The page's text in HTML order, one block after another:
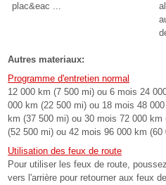
plac&eac ...
Autres materiaux:
Programme d'entretien normal
12 000 km (7 500 mi) ou 6 mois 24
000 km (22 500 mi) ou 18 mois 48
km (37 500 mi) ou 30 mois 72 000
(52 500 mi) ou 42 mois 96 000 km
Utilisation des feux de route
Pour utiliser les feux de route,
vers l'arrière pour retourner aux feux